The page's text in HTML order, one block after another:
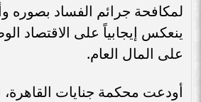
لمكافحة جرائم الفساد بصوره
ينعكس ‏إيجابياً على الاقتصاد
على المال العام.‏
أودعت محكمة جنايات القاهرة،